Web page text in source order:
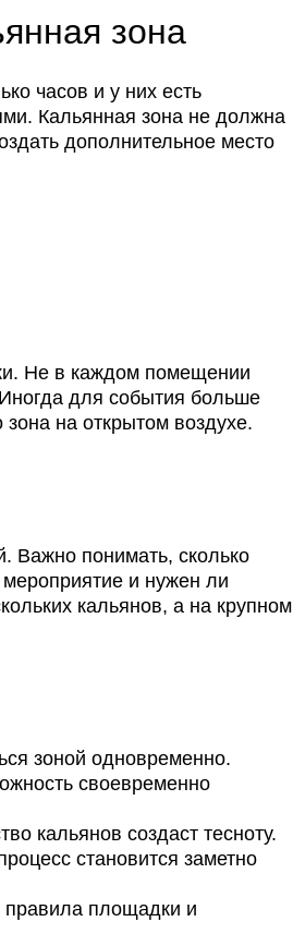
зона
часов и у них есть
Кальянная зона не должна
дополнительное место
Не в каждом помещении
Иногда для события больше
на открытом воздухе.
Важно понимать, сколько
мероприятие и нужен ли
кальянов, а на крупном
зоной одновременно.
своевременно
кальянов создаст тесноту.
становится заметно
правила площадки и